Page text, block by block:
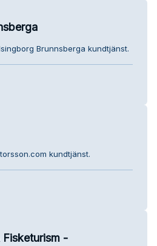
Brunnsberga kundtjänst.
kundtjänst.
-